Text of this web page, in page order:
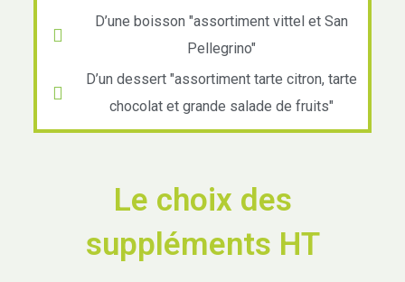
D’une boisson "assortiment vittel et San
Pellegrino"
D’un dessert "assortiment tarte citron, tarte
chocolat et grande salade de fruits"
Le choix des
suppléments HT